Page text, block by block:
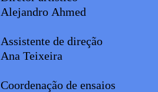
Alejandro Ahmed
Assistente de direção
Ana Teixeira
Coordenação de ensaios